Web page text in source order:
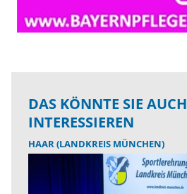
DAS KÖNNTE SIE AUCH
INTERESSIEREN
HAAR (LANDKREIS MÜNCHEN)